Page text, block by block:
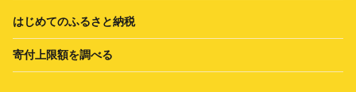
はじめてのふるさと納税
寄付上限額を調べる